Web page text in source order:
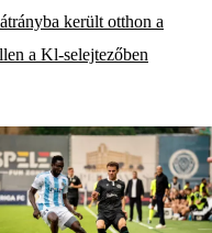
került otthon a
a Kl-selejtezőben